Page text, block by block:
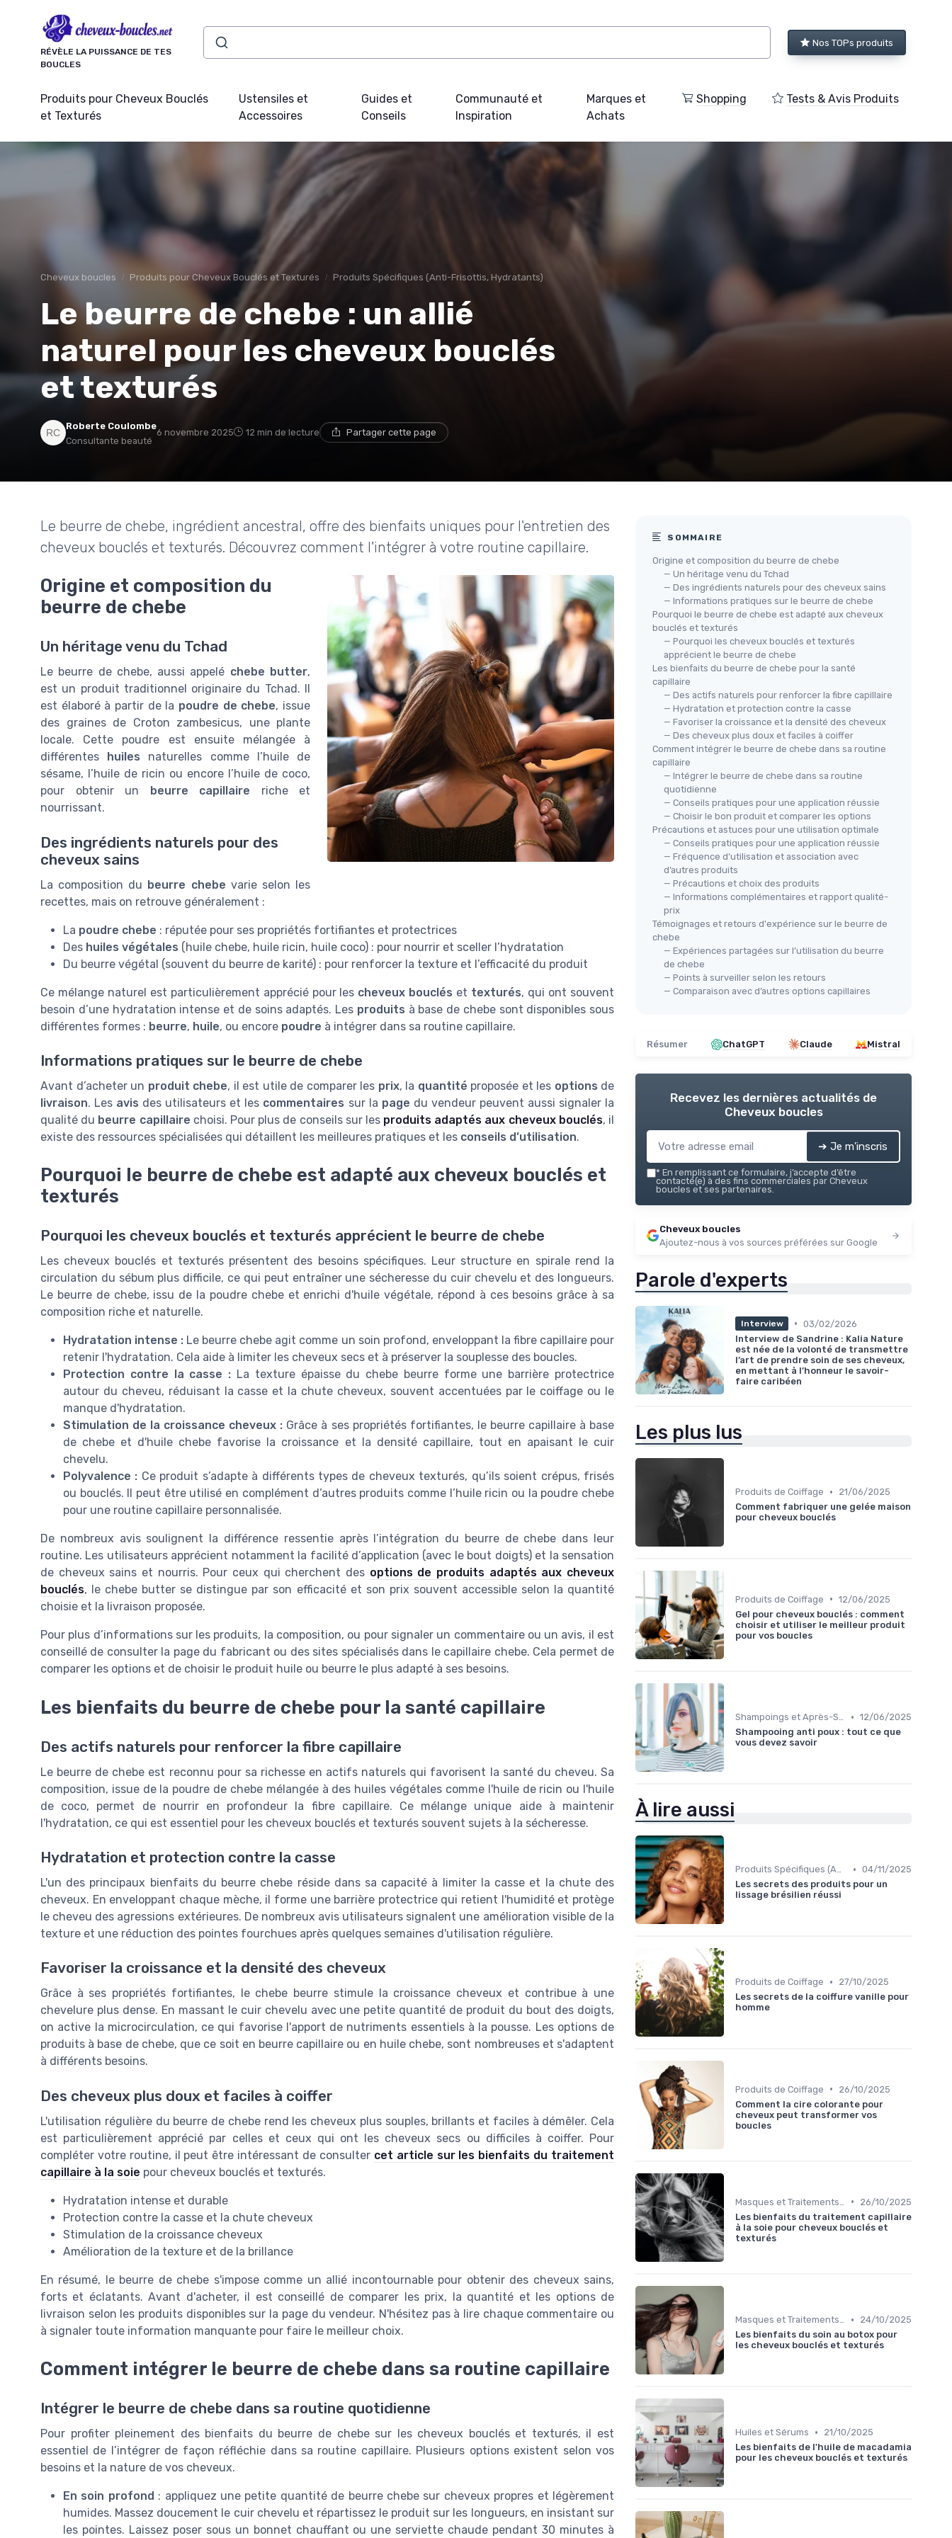
RÉVÈLE LA PUISSANCE DE TES
BOUCLES
Nos TOPs produits
Produits pour Cheveux Bouclés
et Texturés
Ustensiles et
Accessoires
Guides et
Conseils
Communauté et
Inspiration
Marques et
Achats
Shopping Tests & Avis Produits
Cheveux boucles Produits pour Cheveux Bouclés et Texturés Produits Spécifiques (Anti-Frisottis, Hydratants)
Le beurre de chebe : un allié
naturel pour les cheveux bouclés
et texturés
Roberte Coulombe
Consultante beauté
6 novembre 2025 12 min de lecture Partager cette page
Le beurre de chebe, ingrédient ancestral, offre des bienfaits uniques pour l'entretien des
cheveux bouclés et texturés. Découvrez comment l'intégrer à votre routine capillaire.
Origine et composition du
beurre de chebe
Un héritage venu du Tchad
Le beurre de chebe, aussi appelé chebe butter,
est un produit traditionnel originaire du Tchad. Il
est élaboré à partir de la poudre de chebe, issue
des graines de Croton zambesicus, une plante
locale. Cette poudre est ensuite mélangée à
différentes
huiles naturelles comme l’huile de
sésame, l’huile de ricin ou encore l’huile de coco,
pour obtenir un
beurre capillaire riche et
nourrissant.
Des ingrédients naturels pour des
cheveux sains
La composition du beurre chebe varie selon les
recettes, mais on retrouve généralement :
La poudre chebe : réputée pour ses propriétés fortifiantes et protectrices
Des huiles végétales (huile chebe, huile ricin, huile coco) : pour nourrir et sceller l’hydratation
Du beurre végétal (souvent du beurre de karité) : pour renforcer la texture et l’efficacité du produit
Ce mélange naturel est particulièrement apprécié pour les cheveux bouclés et texturés, qui ont souvent
besoin d’une hydratation intense et de soins adaptés. Les produits à base de chebe sont disponibles sous
différentes formes : beurre, huile, ou encore poudre à intégrer dans sa routine capillaire.
Informations pratiques sur le beurre de chebe
Avant d’acheter un produit chebe, il est utile de comparer les prix, la quantité proposée et les options de
livraison. Les avis des utilisateurs et les commentaires sur la page du vendeur peuvent aussi signaler la
qualité du beurre capillaire choisi. Pour plus de conseils sur les produits adaptés aux cheveux bouclés, il
existe des ressources spécialisées qui détaillent les meilleures pratiques et les conseils d’utilisation.
Pourquoi le beurre de chebe est adapté aux cheveux bouclés et
texturés
Pourquoi les cheveux bouclés et texturés apprécient le beurre de chebe
Les cheveux bouclés et texturés présentent des besoins spécifiques. Leur structure en spirale rend la
circulation du sébum plus difficile, ce qui peut entraîner une sécheresse du cuir chevelu et des longueurs.
Le beurre de chebe, issu de la poudre chebe et enrichi d'huile végétale, répond à ces besoins grâce à sa
composition riche et naturelle.
Hydratation intense : Le beurre chebe agit comme un soin profond, enveloppant la fibre capillaire pour
retenir l'hydratation. Cela aide à limiter les cheveux secs et à préserver la souplesse des boucles.
Protection contre la casse : La texture épaisse du chebe beurre forme une barrière protectrice
autour du cheveu, réduisant la casse et la chute cheveux, souvent accentuées par le coiffage ou le
manque d'hydratation.
Stimulation de la croissance cheveux : Grâce à ses propriétés fortifiantes, le beurre capillaire à base
de chebe et d'huile chebe favorise la croissance et la densité capillaire, tout en apaisant le cuir
chevelu.
Polyvalence : Ce produit s’adapte à différents types de cheveux texturés, qu’ils soient crépus, frisés
ou bouclés. Il peut être utilisé en complément d’autres produits comme l’huile ricin ou la poudre chebe
pour une routine capillaire personnalisée.
De nombreux avis soulignent la différence ressentie après l’intégration du beurre de chebe dans leur
routine. Les utilisateurs apprécient notamment la facilité d’application (avec le bout doigts) et la sensation
de cheveux sains et nourris. Pour ceux qui cherchent des options de produits adaptés aux cheveux
bouclés, le chebe butter se distingue par son efficacité et son prix souvent accessible selon la quantité
choisie et la livraison proposée.
Pour plus d’informations sur les produits, la composition, ou pour signaler un commentaire ou un avis, il est
conseillé de consulter la page du fabricant ou des sites spécialisés dans le capillaire chebe. Cela permet de
comparer les options et de choisir le produit huile ou beurre le plus adapté à ses besoins.
Les bienfaits du beurre de chebe pour la santé capillaire
Des actifs naturels pour renforcer la fibre capillaire
Le beurre de chebe est reconnu pour sa richesse en actifs naturels qui favorisent la santé du cheveu. Sa
composition, issue de la poudre de chebe mélangée à des huiles végétales comme l'huile de ricin ou l'huile
de coco, permet de nourrir en profondeur la fibre capillaire. Ce mélange unique aide à maintenir
l'hydratation, ce qui est essentiel pour les cheveux bouclés et texturés souvent sujets à la sécheresse.
Hydratation et protection contre la casse
L'un des principaux bienfaits du beurre chebe réside dans sa capacité à limiter la casse et la chute des
cheveux. En enveloppant chaque mèche, il forme une barrière protectrice qui retient l'humidité et protège
le cheveu des agressions extérieures. De nombreux avis utilisateurs signalent une amélioration visible de la
texture et une réduction des pointes fourchues après quelques semaines d'utilisation régulière.
Favoriser la croissance et la densité des cheveux
Grâce à ses propriétés fortifiantes, le chebe beurre stimule la croissance cheveux et contribue à une
chevelure plus dense. En massant le cuir chevelu avec une petite quantité de produit du bout des doigts,
on active la microcirculation, ce qui favorise l'apport de nutriments essentiels à la pousse. Les options de
produits à base de chebe, que ce soit en beurre capillaire ou en huile chebe, sont nombreuses et s'adaptent
à différents besoins.
Des cheveux plus doux et faciles à coiffer
L'utilisation régulière du beurre de chebe rend les cheveux plus souples, brillants et faciles à démêler. Cela
est particulièrement apprécié par celles et ceux qui ont les cheveux secs ou difficiles à coiffer. Pour
compléter votre routine, il peut être intéressant de consulter cet article sur les bienfaits du traitement
capillaire à la soie pour cheveux bouclés et texturés.
Hydratation intense et durable
Protection contre la casse et la chute cheveux
Stimulation de la croissance cheveux
Amélioration de la texture et de la brillance
En résumé, le beurre de chebe s'impose comme un allié incontournable pour obtenir des cheveux sains,
forts et éclatants. Avant d'acheter, il est conseillé de comparer les prix, la quantité et les options de
livraison selon les produits disponibles sur la page du vendeur. N'hésitez pas à lire chaque commentaire ou
à signaler toute information manquante pour faire le meilleur choix.
Comment intégrer le beurre de chebe dans sa routine capillaire
Intégrer le beurre de chebe dans sa routine quotidienne
Pour profiter pleinement des bienfaits du beurre de chebe sur les cheveux bouclés et texturés, il est
essentiel de l’intégrer de façon réfléchie dans sa routine capillaire. Plusieurs options existent selon vos
besoins et la nature de vos cheveux.
En soin profond : appliquez une petite quantité de beurre chebe sur cheveux propres et légèrement
humides. Massez doucement le cuir chevelu et répartissez le produit sur les longueurs, en insistant sur
les pointes. Laissez poser sous un bonnet chauffant ou une serviette chaude pendant 30 minutes à
SOMMAIRE
Origine et composition du beurre de chebe
— Un héritage venu du Tchad
— Des ingrédients naturels pour des cheveux sains
— Informations pratiques sur le beurre de chebe
Pourquoi le beurre de chebe est adapté aux cheveux
bouclés et texturés
— Pourquoi les cheveux bouclés et texturés
apprécient le beurre de chebe
Les bienfaits du beurre de chebe pour la santé
capillaire
— Des actifs naturels pour renforcer la fibre capillaire
— Hydratation et protection contre la casse
— Favoriser la croissance et la densité des cheveux
— Des cheveux plus doux et faciles à coiffer
Comment intégrer le beurre de chebe dans sa routine
capillaire
— Intégrer le beurre de chebe dans sa routine
quotidienne
— Conseils pratiques pour une application réussie
— Choisir le bon produit et comparer les options
Précautions et astuces pour une utilisation optimale
— Conseils pratiques pour une application réussie
— Fréquence d’utilisation et association avec
d’autres produits
— Précautions et choix des produits
— Informations complémentaires et rapport qualité-
prix
Témoignages et retours d'expérience sur le beurre de
chebe
— Expériences partagées sur l’utilisation du beurre
de chebe
— Points à surveiller selon les retours
— Comparaison avec d’autres options capillaires
Résumer ChatGPT Claude Mistral
Recevez les dernières actualités de
Cheveux boucles
➔ Je m'inscris
* En remplissant ce formulaire, j’accepte d’être
contacté(e) à des fins commerciales par Cheveux
boucles et ses partenaires.
Cheveux boucles
Ajoutez-nous à vos sources préférées sur Google
Parole d'experts
Interview • 03/02/2026
Interview de Sandrine : Kalia Nature
est née de la volonté de transmettre
l’art de prendre soin de ses cheveux,
en mettant à l’honneur le savoir-
faire caribéen
Les plus lus
Produits de Coiffage •
21/06/2025
Comment fabriquer une gelée maison
pour cheveux bouclés
Produits de Coiffage • 12/06/2025
Gel pour cheveux bouclés : comment
choisir et utiliser le meilleur produit
pour vos boucles
Shampoings et Après-Shampoings • 12/06/2025
Shampooing anti poux : tout ce que
vous devez savoir
À lire aussi
Produits Spécifiques (Anti-Frisottis, Hydratants) • 04/11/2025
Les secrets des produits pour un
lissage brésilien réussi
Produits de Coiffage •
27/10/2025
Les secrets de la coiffure vanille pour
homme
Produits de Coiffage •
26/10/2025
Comment la cire colorante pour
cheveux peut transformer vos
boucles
•
26/10/2025
Les bienfaits du traitement capillaire
à la soie pour cheveux bouclés et
texturés
Masques et Traitements en Profondeur •
24/10/2025
Les bienfaits du soin au botox pour
les cheveux bouclés et texturés
Huiles et Sérums •
21/10/2025
Les bienfaits de l'huile de macadamia
pour les cheveux bouclés et texturés